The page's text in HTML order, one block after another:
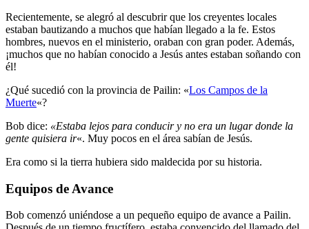
Recientemente, se alegró al descubrir que los creyentes locales
estaban bautizando a muchos que habían llegado a la fe. Estos
hombres, nuevos en el ministerio, oraban con gran poder. Además,
¡muchos que no habían conocido a Jesús antes estaban soñando con
él!
¿Qué sucedió con la provincia de Pailin: «Los Campos de la
Muerte«?
Bob dice: «Estaba lejos para conducir y no era un lugar donde la
gente quisiera ir«. Muy pocos en el área sabían de Jesús.
Era como si la tierra hubiera sido maldecida por su historia.
Equipos de Avance
Bob comenzó uniéndose a un pequeño equipo de avance a Pailin.